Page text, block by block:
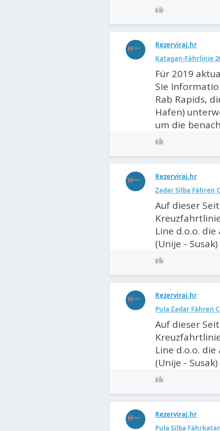
Rezerviraj.hr
Katagan-Fährlinie
Für 2019
Sie
Rab Rapids,
Hafen)
um die
Rezerviraj.hr
Zadar Silba Fähren
Auf dieser
Line d.o.o.
(Unije -
Rezerviraj.hr
Pula Zadar Fähren
Auf dieser
Line d.o.o.
(Unije -
Rezerviraj.hr
Pula Silba